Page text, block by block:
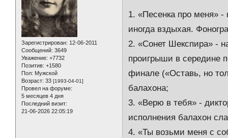
Зарегистрирован: 12-06-2011
Сообщений: 3649
Уважение: +7732
Позитив: +1580
Пол: Мужской
Возраст: 33 [1993-04-01]
Провел на форуме:
5 месяцев 4 дня
Последний визит:
21-06-2026 22:05:19
1. «Песенка про меня» -
иногда вздыхая.
2. «Сонет Шекспира» -
проигрыши в середине
финале («Оставь, но
балахона;
3. «Верю в тебя» -
исполнения балахон
4. «Ты возьми меня с